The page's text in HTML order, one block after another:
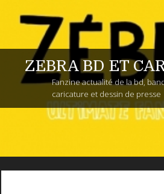
ZEBRA BD ET
Fanzine actualité de la bd,
caricature et dessin de presse